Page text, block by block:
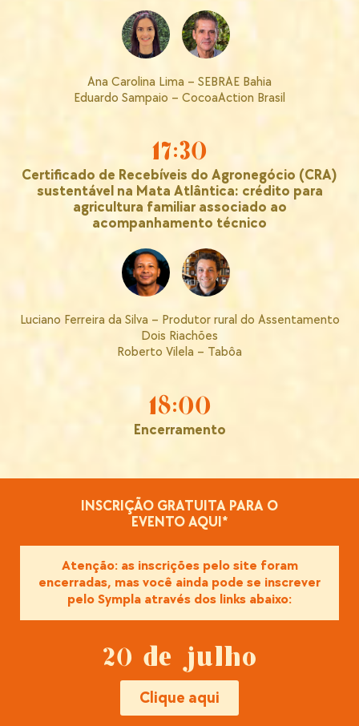
Ana Carolina Lima – SEBRAE Bahia
Eduardo Sampaio – CocoaAction Brasil
17:30
Certificado de Recebíveis do Agronegócio (CRA)
sustentável na Mata Atlântica: crédito para
agricultura familiar associado ao
acompanhamento técnico
Luciano Ferreira da Silva – Produtor rural do Assentamento
Dois Riachões
Roberto Vilela – Tabôa
18:00
Encerramento
INSCRIÇÃO GRATUITA PARA O
EVENTO AQUI*
Atenção: as inscrições pelo site foram
encerradas, mas você ainda pode se inscrever
pelo Sympla através dos links abaixo:
20 de julho
Clique aqui